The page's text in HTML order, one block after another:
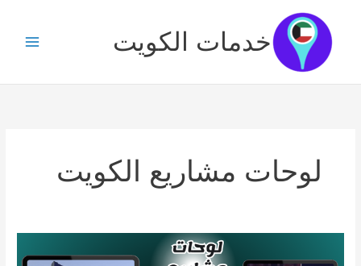
المحتوى
خدمات الكويت
لوحات مشاريع الكويت
مشاريع